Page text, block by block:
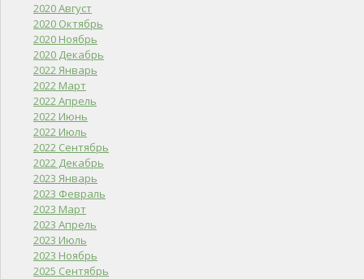
2020 Август
2020 Октябрь
2020 Ноябрь
2020 Декабрь
2022 Январь
2022 Март
2022 Апрель
2022 Июнь
2022 Июль
2022 Сентябрь
2022 Декабрь
2023 Январь
2023 Февраль
2023 Март
2023 Апрель
2023 Июль
2023 Ноябрь
2025 Сентябрь